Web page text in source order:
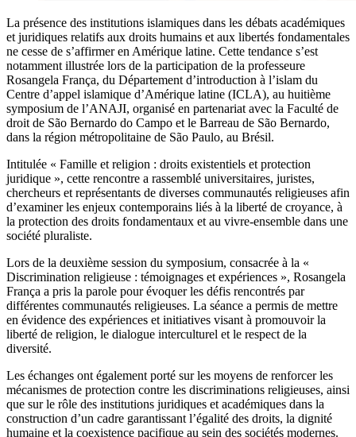
La présence des institutions islamiques dans les débats académiques
et juridiques relatifs aux droits humains et aux libertés fondamentales
ne cesse de s’affirmer en Amérique latine. Cette tendance s’est
notamment illustrée lors de la participation de la professeure
Rosangela França, du Département d’introduction à l’islam du
Centre d’appel islamique d’Amérique latine (ICLA), au huitième
symposium de l’ANAJI, organisé en partenariat avec la Faculté de
droit de São Bernardo do Campo et le Barreau de São Bernardo,
dans la région métropolitaine de São Paulo, au Brésil.
Intitulée « Famille et religion : droits existentiels et protection
juridique », cette rencontre a rassemblé universitaires, juristes,
chercheurs et représentants de diverses communautés religieuses afin
d’examiner les enjeux contemporains liés à la liberté de croyance, à
la protection des droits fondamentaux et au vivre-ensemble dans une
société pluraliste.
Lors de la deuxième session du symposium, consacrée à la «
Discrimination religieuse : témoignages et expériences », Rosangela
França a pris la parole pour évoquer les défis rencontrés par
différentes communautés religieuses. La séance a permis de mettre
en évidence des expériences et initiatives visant à promouvoir la
liberté de religion, le dialogue interculturel et le respect de la
diversité.
Les échanges ont également porté sur les moyens de renforcer les
mécanismes de protection contre les discriminations religieuses, ainsi
que sur le rôle des institutions juridiques et académiques dans la
construction d’un cadre garantissant l’égalité des droits, la dignité
humaine et la coexistence pacifique au sein des sociétés modernes.